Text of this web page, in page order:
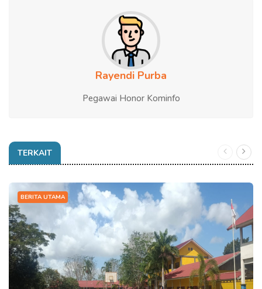
Rayendi Purba
Pegawai Honor Kominfo
TERKAIT
BERITA UTAMA